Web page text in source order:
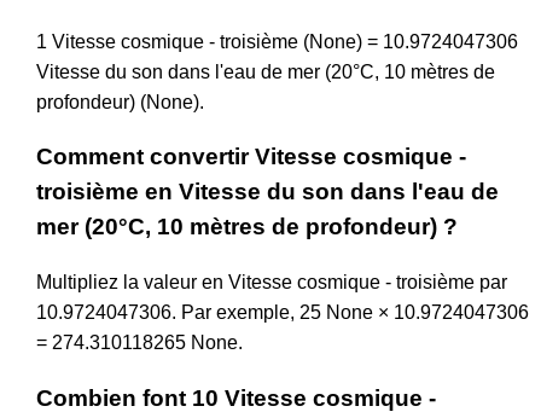
1 Vitesse cosmique - troisième (None) = 10.9724047306
Vitesse du son dans l'eau de mer (20°C, 10 mètres de
profondeur) (None).
Comment convertir Vitesse cosmique -
troisième en Vitesse du son dans l'eau de
mer (20°C, 10 mètres de profondeur) ?
Multipliez la valeur en Vitesse cosmique - troisième par
10.9724047306. Par exemple, 25 None × 10.9724047306
= 274.310118265 None.
Combien font 10 Vitesse cosmique -